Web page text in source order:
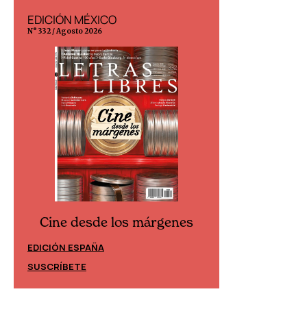
EDICIÓN MÉXICO
N° 332 / Agosto 2026
Cine desde los márgenes
EDICIÓN ESPAÑA
SUSCRÍBETE